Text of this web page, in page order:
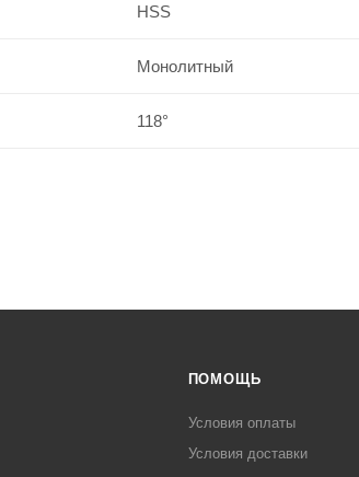
HSS
Монолитный
118°
ПОМОЩЬ
Условия оплаты
Условия доставки